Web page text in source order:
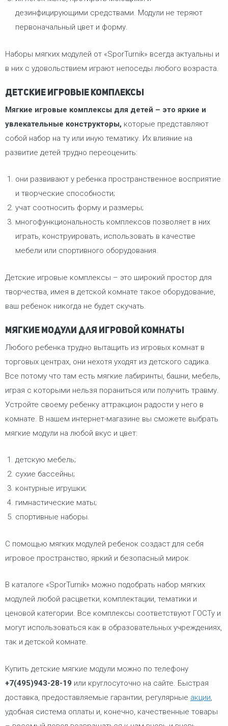
дезинфицирующими средствами. Модули не теряют
первоначальный цвет и форму.
Наборы мягких модулей от «SporTurnik» всегда актуальны и
в них с удовольствием играют непоседы любого возраста.
Детские игровые комплексы
Мягкие игровые комплексы для детей – это яркие и
увлекательные конструкторы, которые представляют
собой набор на ту или иную тематику. Их влияние на
развитие детей трудно переоценить:
они развивают у ребенка пространственное восприятие
и творческие способности;
учат соотносить форму и размеры;
многофункциональность комплексов позволяет в них
играть, конструировать, использовать в качестве
мебели или спортивного оборудования.
Детские игровые комплексы – это широкий простор для
творчества, имея в детской комнате такое оборудование,
ваш ребенок никогда не будет скучать.
Мягкие модули для игровой комнаты
Любого ребенка трудно вытащить из игровых комнат в
торговых центрах, они нехотя уходят из детского садика.
Все потому что там есть мягкие лабиринты, башни, мебель,
играя с которыми нельзя пораниться или получить травму.
Устройте своему ребенку аттракцион радости у него в
комнате. В нашем интернет-магазине вы сможете выбрать
мягкие модули на любой вкус и цвет:
детскую мебель;
сухие бассейны;
контурные игрушки;
гимнастические маты;
спортивные наборы.
С помощью мягких модулей ребенок создаст для себя
игровое пространство, яркий и безопасный мирок.
В каталоге «SporTurnik» можно подобрать набор мягких
модулей любой расцветки, комплектации, тематики и
ценовой категории. Все комплексы соответствуют ГОСТу и
могут использоваться как в образовательных учреждениях,
так и детской комнате.
Купить детские мягкие модули можно по телефону
+7(495)943-28-19 или круглосуточно на сайте. Быстрая
доставка, предоставляемые гарантии, регулярные акции
удобная система оплаты и, конечно, качественные товары